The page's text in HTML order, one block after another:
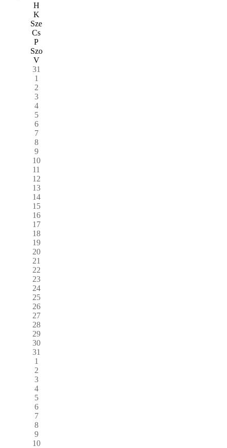
H
K
Sze
Cs
P
Szo
V
31
1
2
3
4
5
6
7
8
9
10
11
12
13
14
15
16
17
18
19
20
21
22
23
24
25
26
27
28
29
30
31
1
2
3
4
5
6
7
8
9
10